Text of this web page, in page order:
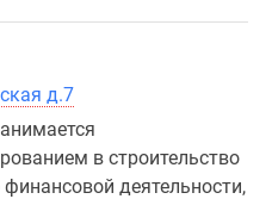
д.7
в строительство
деятельности,